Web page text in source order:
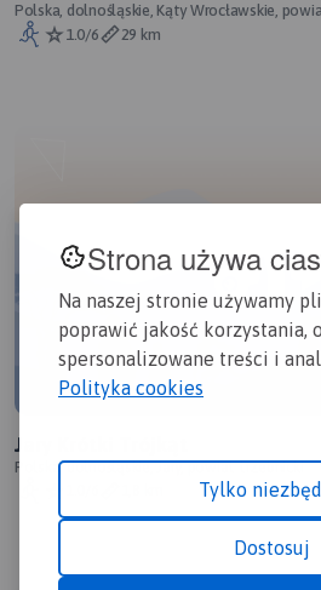
Strona używa
Na naszej stronie używamy
poprawić jakość korzystania,
spersonalizowane treści i
Polityka cookies
Tylko
Dostosuj
Polska, dolnośląskie, Kąty Wrocławskie,
1.0/6
29 km
Jary Krótki Trójkąt
Polska, dolnośląskie, Jary, powiat trzebnicki